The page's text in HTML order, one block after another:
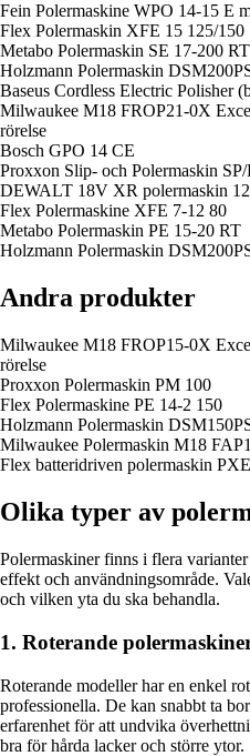
Fein Polermaskine WPO 14-15 E
Flex Polermaskin XFE 15 125/150
Metabo Polermaskin SE 17-200 RT
Holzmann Polermaskin
Baseus Cordless Electric Polisher
Milwaukee M18 FROP21-0X
rörelse
Bosch GPO 14 CE
Proxxon Slip- och Polermaskin SP/
DEWALT 18V XR polermaskin
Flex Polermaskine XFE 7-12 80
Metabo Polermaskin PE 15-20 RT
Holzmann Polermaskin
Andra produkter
Milwaukee M18 FROP15-0X
rörelse
Proxxon Polermaskin PM 100
Flex Polermaskine PE 14-2 150
Holzmann Polermaskin
Milwaukee Polermaskin M18
Flex batteridriven polermaskin
Olika typer av
Polermaskiner finns i flera
effekt och användningsområde.
och vilken yta du ska behandla.
1. Roterande
Roterande modeller har en enkel
professionella. De kan snabbt ta
erfarenhet för att undvika
bra för hårda lacker och större ytor.